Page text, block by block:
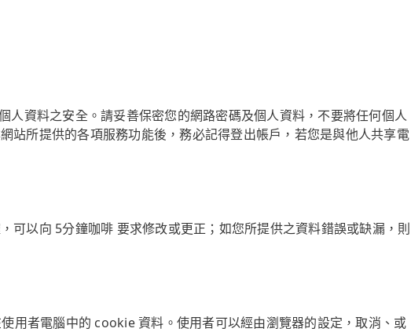
人資料之安全。請妥善保密您的網路密碼及個人資料，不要將任何個人
站所提供的各項服務功能後，務必記得登出帳戶，若您是與他人共享電
可以向 5分鐘咖啡 要求修改或更正；如您所提供之資料錯誤或缺漏，則
用者電腦中的 cookie 資料。使用者可以經由瀏覽器的設定，取消、或